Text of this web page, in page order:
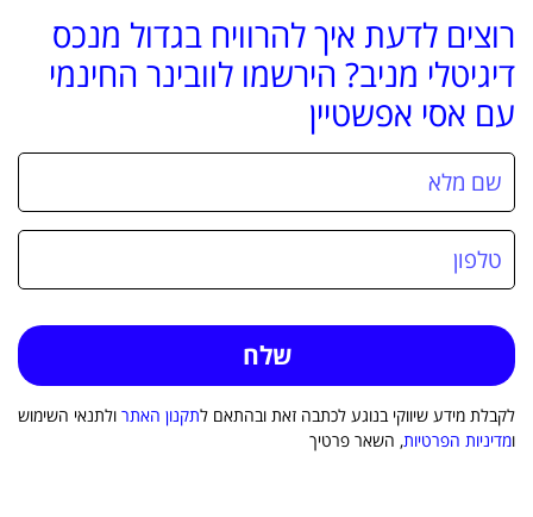
רוצים לדעת איך להרוויח בגדול מנכס
דיגיטלי מניב? הירשמו לוובינר החינמי
עם אסי אפשטיין
לקבלת מידע שיווקי בנוגע לכתבה זאת ובהתאם לתקנון האתר ולתנאי השימוש
ומדיניות הפרטיות, השאר פרטיך